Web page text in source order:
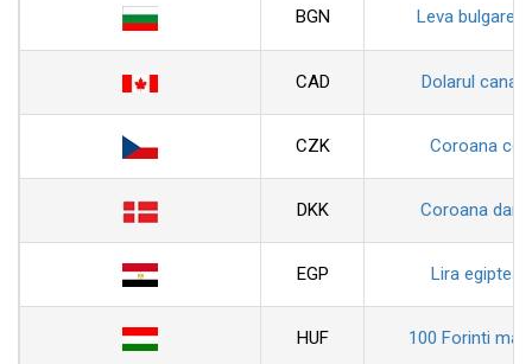
BGN Leva
CAD Dolarul
CZK Coroana
DKK Coroana
EGP Lira
HUF 100 Forinti